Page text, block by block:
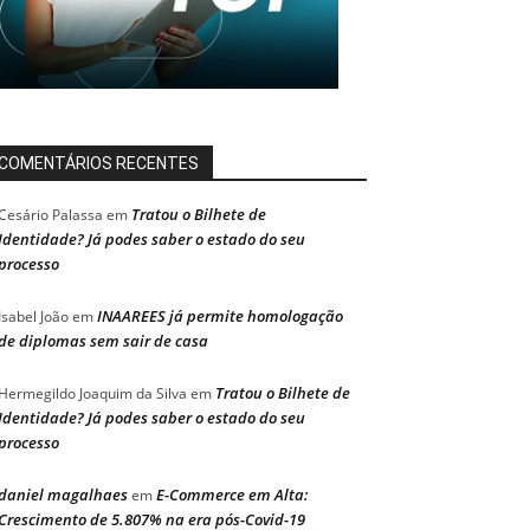
RECENTES
Palassa em Tratou o Bilhete de
Já podes saber o estado do seu
JoãoemINAAREES já permite homologação
diplomas sem sair de casa
Joaquim da Silva em Tratou o Bilhete de
Já podes saber o estado do seu
magalhaesemE-Commerce em Alta:
de 5.807% na era pós-Covid-19